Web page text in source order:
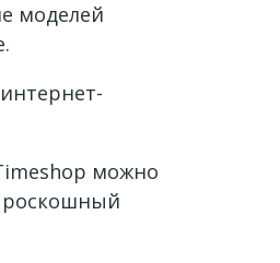
моделей
можно
роскошный